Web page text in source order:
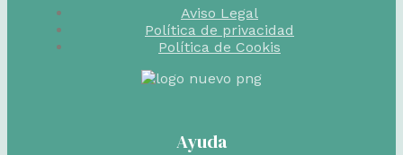
Aviso Legal
Política de privacidad
Política de Cookis
Ayuda